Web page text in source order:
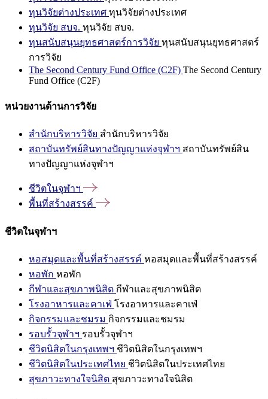
ทุนวิจัยต่างประเทศ ทุนวิจัยต่างประเทศ
ทุนวิจัย สบจ. ทุนวิจัย สบจ.
ทุนสนับสนุนยุทธศาสตร์การวิจัย ทุนสนับสนุนยุทธศาสตร์
การวิจัย
The Second Century Fund Office (C2F) The Second Century
Fund Office (C2F)
หน่วยงานด้านการวิจัย
สำนักบริหารวิจัย สำนักบริหารวิจัย
สถาบันทรัพย์สินทางปัญญาแห่งจุฬาฯ สถาบันทรัพย์สิน
ทางปัญญาแห่งจุฬาฯ
ชีวิตในจุฬาฯ
พื้นที่สร้างสรรค์
ชีวิตในจุฬาฯ
หอสมุดและพื้นที่สร้างสรรค์ หอสมุดและพื้นที่สร้างสรรค์
หอพัก หอพัก
กีฬาและสุขภาพนิสิต กีฬาและสุขภาพนิสิต
โรงอาหารและคาเฟ่ โรงอาหารและคาเฟ่
กิจกรรมและชมรม กิจกรรมและชมรม
รอบรั้วจุฬาฯ รอบรั้วจุฬาฯ
ชีวิตนิสิตในกรุงเทพฯ ชีวิตนิสิตในกรุงเทพฯ
ชีวิตนิสิตในประเทศไทย ชีวิตนิสิตในประเทศไทย
สุขภาวะทางใจนิสิต สุขภาวะทางใจนิสิต